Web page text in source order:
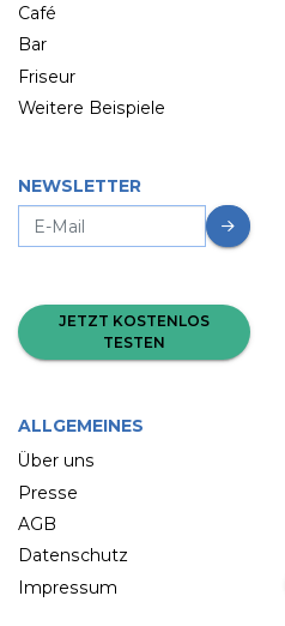
Café
Bar
Friseur
Weitere Beispiele
NEWSLETTER
JETZT KOSTENLOS
TESTEN
ALLGEMEINES
Über uns
Presse
AGB
Datenschutz
Impressum